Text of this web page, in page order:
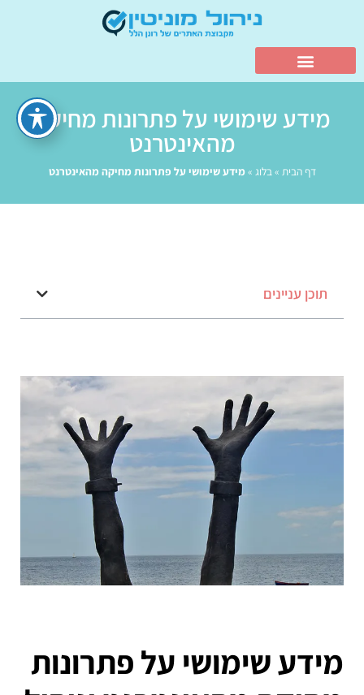
מידע שימושי על פתרונות מחיקה
מהאינטרנט
דף הבית »בלוג » מידע שימושי על פתרונות מחיקה מהאינטרנט
תוכן עניינים
מידע שימושי על פתרונות